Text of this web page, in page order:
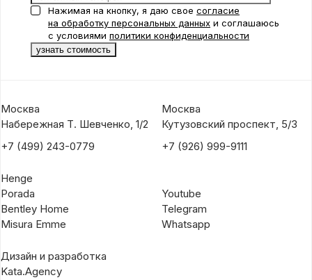
Нажимая на кнопку, я даю свое согласие
на обработку персональных данных и соглашаюсь
с условиями политики конфиденциальности
Москва
Набережная Т. Шевченко, 1/2
+7 (499) 243-0779
Москва
Кутузовский проспект, 5/3
+7 (926) 999-9111
Henge
Porada
Bentley Home
Misura Emme
Youtube
Telegram
Whatsapp
Дизайн и разработка
Kata.Agency